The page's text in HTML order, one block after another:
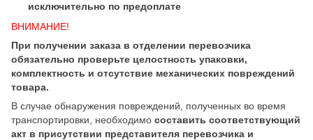
исключительно по предоплате
ВНИМАНИЕ!
При получении заказа в отделении перевозчика
обязательно проверьте целостность упаковки,
комплектность и отсутствие механических повреждений
товара.
В случае обнаружения повреждений, полученных во время
транспортировки, необходимо составить соответствующий
акт в присутствии представителя перевозчика и